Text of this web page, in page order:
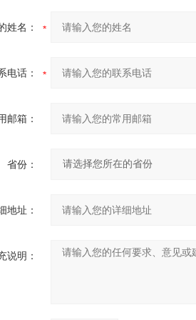
姓名：
电话：
邮箱：
省份：
地址：
说明：